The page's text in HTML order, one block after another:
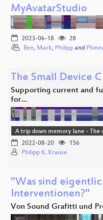
MyAvatarStudio
2023-06-18
28
Ben, Mark, Philipp and
The Small Device
Supporting current and
for…
A trip down memory lane - The
2022-08-20
156
Philipp K. Krause
"Was sind
Interventionen?"
Von Sound Grafitti und